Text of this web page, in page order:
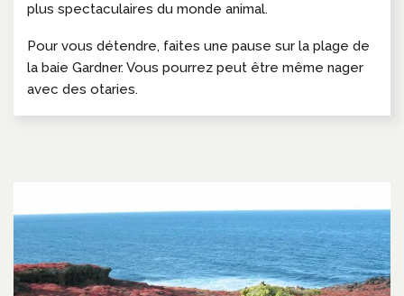
plus spectaculaires du monde animal.
Pour vous détendre, faites une pause sur la plage de
la baie Gardner. Vous pourrez peut être même nager
avec des otaries.